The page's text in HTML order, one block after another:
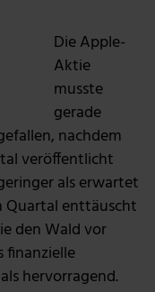
Die Apple-
Aktie
musste
gerade
nachdem
veröffentlicht
als erwartet
Quartal enttäuscht
den Wald vor
finanzielle
hervorragend.